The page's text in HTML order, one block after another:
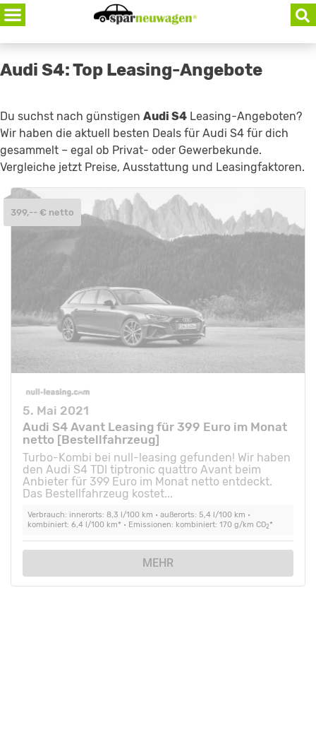
Skip
to
content
Audi S4: Top Leasing-Angebote
Du suchst nach günstigen Audi S4 Leasing-Angeboten?
Wir haben die aktuell besten Deals für Audi S4 für dich
gesammelt – egal ob Privat- oder Gewerbekunde.
Vergleiche jetzt Preise, Ausstattung und Leasingfaktoren.
5. Mai 2021
Audi S4 Avant Leasing für 399 Euro im Monat
netto [Bestellfahrzeug]
Turbo-Kombi bei null-leasing gefunden! Wir haben
den Audi S4 TDI tiptronic quattro Avant beim
Anbieter für 399 Euro im Monat netto entdeckt.
Das Bestellfahrzeug kostet...
Verbrauch: innerorts: 8,3 l/100 km • außerorts: 5,4 l/100 km •
kombiniert: 6,4 l/100 km* • Emissionen: kombiniert: 170 g/km CO2*
MEHR
399,-- € netto